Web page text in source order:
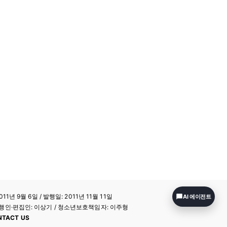
년 9월 6일 / 발행일: 2011년 11월 11일
·편집인: 이상기 / 청소년보호책임자: 이주형
US
AI 에이전트